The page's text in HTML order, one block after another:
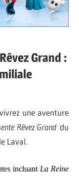
Grand :
une aventure
Rêvez Grand du
Laval.
incluant La Reine